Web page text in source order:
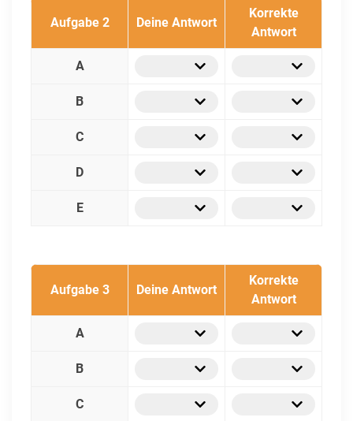
Aufgabe 2 Deine Antwort
Korrekte
Antwort
A
B
C
D
E
Aufgabe 3 Deine Antwort
Korrekte
Antwort
A
B
C